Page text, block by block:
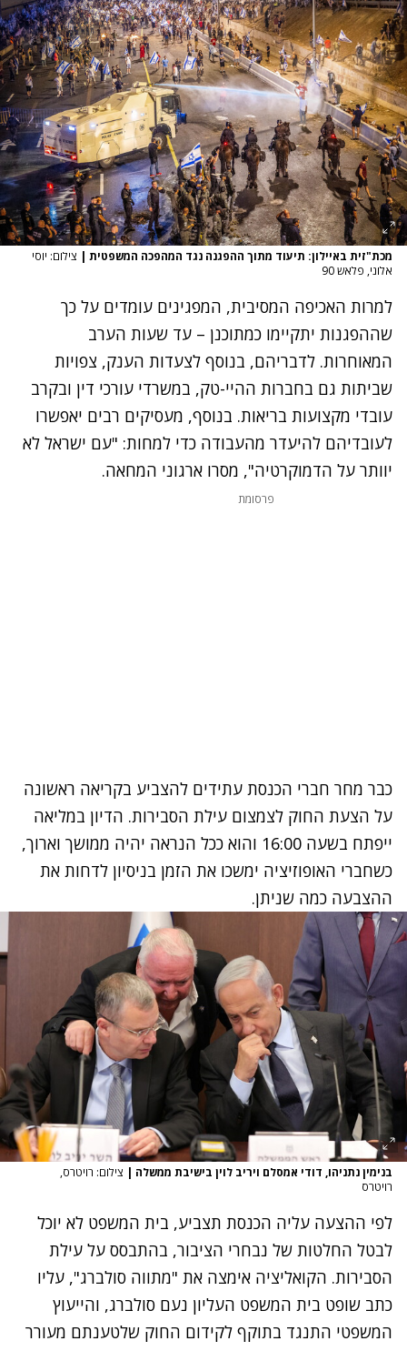
מכת"זית באיילון: תיעוד מתוך ההפגנה נגד המהפכה המשפטית | צילום: יוסי
אלוני, פלאש 90
למרות האכיפה המסיבית, המפגינים עומדים על כך
שההפגנות יתקיימו כמתוכנן – עד שעות הערב
המאוחרות. לדבריהם, בנוסף לצעדות הענק, צפויות
שביתות גם בחברות ההיי-טק, במשרדי עורכי דין ובקרב
עובדי מקצועות בריאות. בנוסף, מעסיקים רבים יאפשרו
לעובדיהם להיעדר מהעבודה כדי למחות: "עם ישראל לא
יוותר על הדמוקרטיה", מסרו ארגוני המחאה.
פרסומת
כבר מחר חברי הכנסת עתידים להצביע בקריאה ראשונה
על הצעת החוק לצמצום עילת הסבירות. הדיון במליאה
ייפתח בשעה 16:00 והוא ככל הנראה יהיה ממושך וארוך,
כשחברי האופוזיציה ימשכו את הזמן בניסיון לדחות את
ההצבעה כמה שניתן.
בנימין נתניהו, דודי אמסלם ויריב לוין בישיבת ממשלה | צילום: רויטרס,
רויטרס
לפי ההצעה עליה הכנסת תצביע, בית המשפט לא יוכל
לבטל החלטות של נבחרי הציבור, בהתבסס על עילת
הסבירות. הקואליציה אימצה את "מתווה סולברג", עליו
כתב שופט בית המשפט העליון נעם סולברג, והייעוץ
המשפטי התנגד בתוקף לקידום החוק שלטענתם מעורר